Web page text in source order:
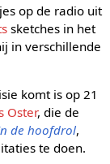
op de radio uit
sketches in het
in verschillende
komt is op 21
Oster, die de
de hoofdrol,
te doen.